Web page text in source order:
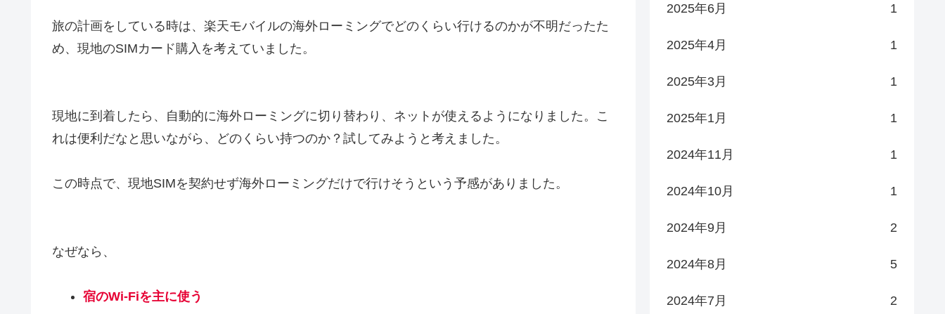
旅の計画をしている時は、楽天モバイルの海外ローミングでどのくらい行けるのかが不明だったた
め、現地のSIMカード購入を考えていました。
現地に到着したら、自動的に海外ローミングに切り替わり、ネットが使えるようになりました。こ
れは便利だなと思いながら、どのくらい持つのか？試してみようと考えました。
この時点で、現地SIMを契約せず海外ローミングだけで行けそうという予感がありました。
なぜなら、
宿のWi-Fiを主に使う
2025年6月 1
2025年4月 1
2025年3月 1
2025年1月 1
2024年11月 1
2024年10月 1
2024年9月 2
2024年8月 5
2024年7月 2